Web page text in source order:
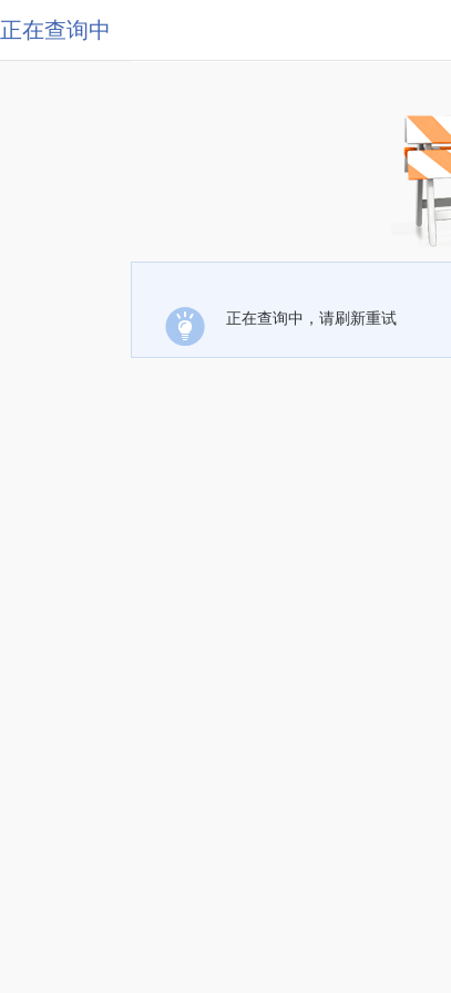
正在查询中
正在查询中，请刷新重试